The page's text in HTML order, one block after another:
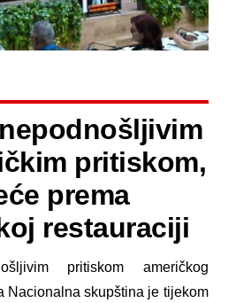
pritiskom,
prema
restauraciji
pritiskom američkog
Nacionalna skupština je tijekom